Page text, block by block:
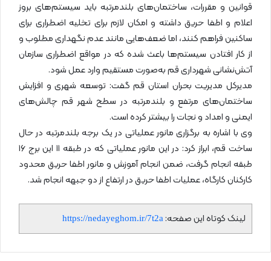
قوانین و مقررات، ساختمان‌های بلندمرتبه باید سیستم‌های بروز
اعلام و اطفا حریق داشته و امکان لازم برای تخلیه اضطراری برای
ساکنین فراهم کنند، اما ضعف‌هایی مانند عدم نگهداری مطلوب و
از کار افتادن سیستم‌ها باعث شده که در مواقع اضطراری سازمان
آتش‌نشانی شهرداری قم به‌صورت مستقیم وارد عمل شود.
مدیرکل مدیریت بحران استان قم گفت: توسعه شهری و افزایش
ساختمان‌های مرتفع و بلندمرتبه در سطح شهر قم چالش‌های
ایمنی و امداد و نجات را بیشتر کرده است.
وی با اشاره به برگزاری مانور عملیاتی در یک برجه بلندمرتبه در حال
ساخت قم، ابراز کرد: در این مانور عملیاتی که در طبقه ۱۱ این برج ۱۶
طبقه انجام گرفت، ضمن انجام آموزش و مانور اطفا حریق محدود
کارکنان کارگاه، عملیات اطفا حریق در ارتفاع از دو جبهه انجام شد.
لینک کوتاه این صفحه: https://nedayeghom.ir/7t2a